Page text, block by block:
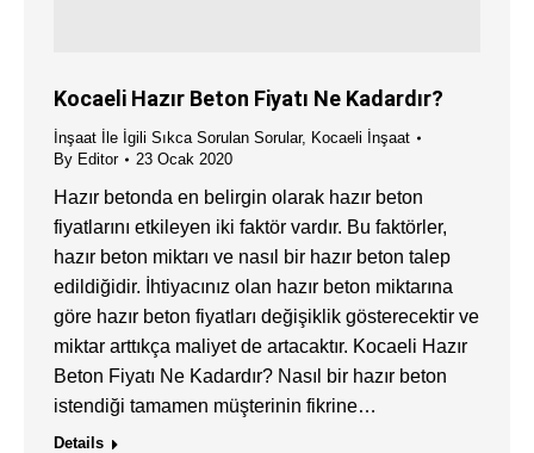
Kocaeli Hazır Beton Fiyatı Ne Kadardır?
İnşaat İle İgili Sıkca Sorulan Sorular, Kocaeli İnşaat
By Editor 23 Ocak 2020
Hazır betonda en belirgin olarak hazır beton
fiyatlarını etkileyen iki faktör vardır. Bu faktörler,
hazır beton miktarı ve nasıl bir hazır beton talep
edildiğidir. İhtiyacınız olan hazır beton miktarına
göre hazır beton fiyatları değişiklik gösterecektir ve
miktar arttıkça maliyet de artacaktır. Kocaeli Hazır
Beton Fiyatı Ne Kadardır? Nasıl bir hazır beton
istendiği tamamen müşterinin fikrine…
Details